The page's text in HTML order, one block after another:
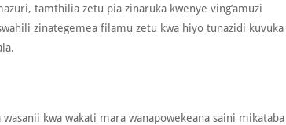
tamthilia zetu pia zinaruka kwenye ving’amuzi
zinategemea filamu zetu kwa hiyo tunazidi kuvuka
kwa wakati mara wanapowekeana saini mikataba